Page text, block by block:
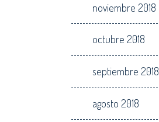
noviembre 2018
octubre 2018
septiembre 2018
agosto 2018